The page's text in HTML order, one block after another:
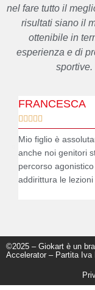
nel fare tutto il
risultati siano il
ottenibile in
esperienza e di
sportive.
FRANCESCA

Mio figlio è
anche noi genitori
percorso
addirittura le lezioni
©2025 – Giokart è un
Accelerator – Partita Iva